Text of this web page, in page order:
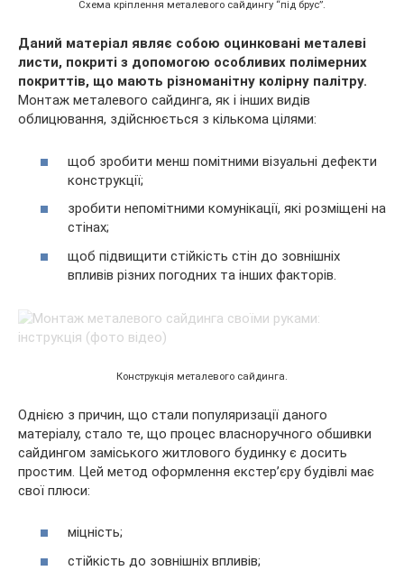
Схема кріплення металевого сайдингу “під брус”.
Даний матеріал являє собою оцинковані металеві
листи, покриті з допомогою особливих полімерних
покриттів, що мають різноманітну колірну палітру.
Монтаж металевого сайдинга, як і інших видів
облицювання, здійснюється з кількома цілями:
щоб зробити менш помітними візуальні дефекти
конструкції;
зробити непомітними комунікації, які розміщені на
стінах;
щоб підвищити стійкість стін до зовнішніх
впливів різних погодних та інших факторів.
Конструкція металевого сайдинга.
Однією з причин, що стали популяризації даного
матеріалу, стало те, що процес власноручного обшивки
сайдингом заміського житлового будинку є досить
простим. Цей метод оформлення екстер’єру будівлі має
свої плюси:
міцність;
стійкість до зовнішніх впливів;